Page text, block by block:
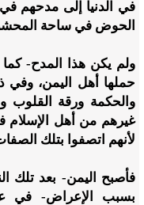
في الدنيا إلى مدحهم
الحوض في ساحة
ولم يكن هذا المدح- كما
حملها أهل اليمن، وفي
والحكمة ورقة القلوب
غيرهم من أهل الإسلام
لأنهم اتصفوا بتلك
فأصبح اليمن- بعد تلك
بسبب الإعراض- في عهد